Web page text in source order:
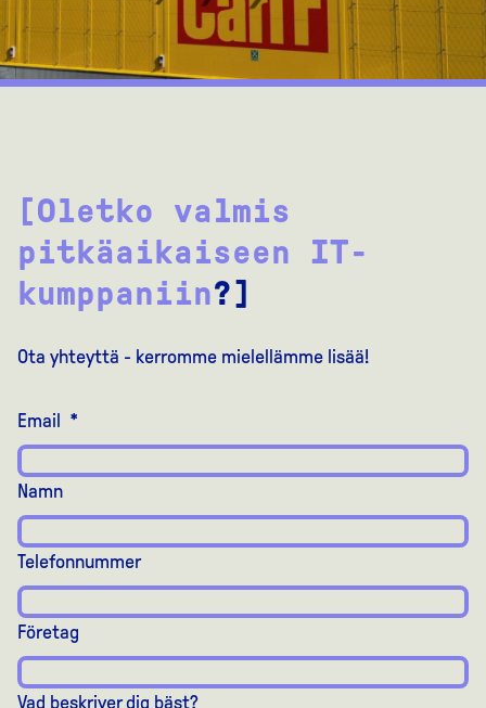
[Oletko valmis
pitkäaikaiseen IT-
kumppaniin?]
Ota yhteyttä - kerromme mielellämme lisää!
Email *
Namn
Telefonnummer
Företag
Vad beskriver dig bäst?